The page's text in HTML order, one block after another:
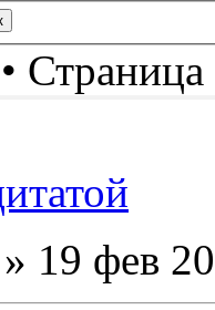
Страница
» 19 фев